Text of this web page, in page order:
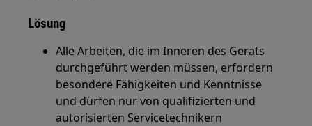
Lösung
Alle Arbeiten, die im Inneren des Geräts
durchgeführt werden müssen, erfordern
besondere Fähigkeiten und Kenntnisse
und dürfen nur von qualifizierten und
autorisierten Servicetechnikern